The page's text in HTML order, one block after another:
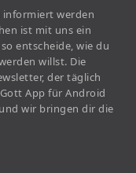
informiert werden
ist mit uns ein
entscheide, wie du
willst. Die
der täglich
App für Android
wir bringen dir die